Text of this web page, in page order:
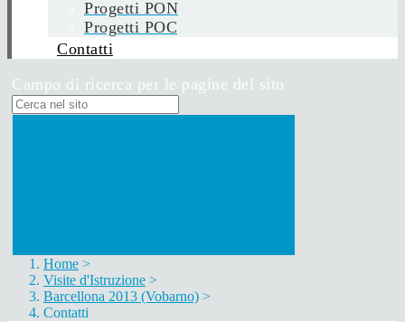
Progetti PON
Progetti POC
Contatti
Campo di ricerca per le pagine del sito
Home >
Visite d'Istruzione >
Barcellona 2013 (Vobarno) >
Contatti